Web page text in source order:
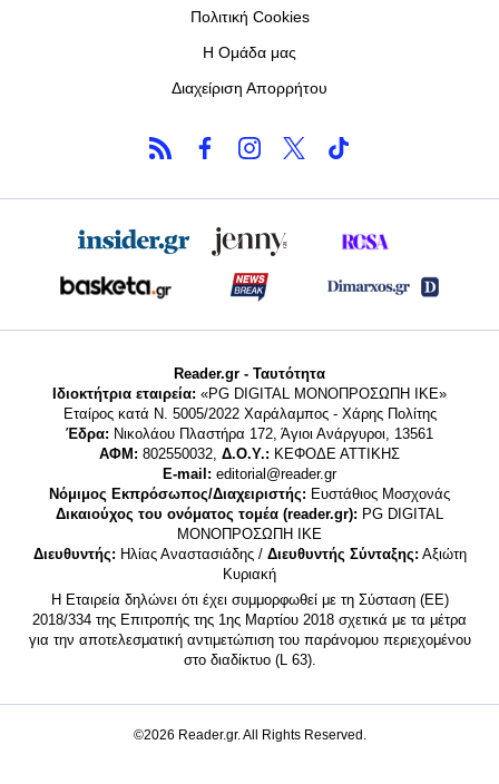
Πολιτική Cookies
Η Ομάδα μας
Διαχείριση Απορρήτου
Reader.gr - Ταυτότητα
Ιδιοκτήτρια εταιρεία: «PG DIGITAL MONΟΠΡΟΣΩΠΗ ΙΚΕ»
Εταίρος κατά Ν. 5005/2022 Χαράλαμπος - Χάρης Πολίτης
Έδρα: Νικολάου Πλαστήρα 172, Άγιοι Ανάργυροι, 13561
ΑΦΜ: 802550032, Δ.Ο.Υ.: ΚΕΦΟΔΕ ΑΤΤΙΚΗΣ
E-mail: editorial@reader.gr
Νόμιμος Εκπρόσωπος/Διαχειριστής: Ευστάθιος Μοσχονάς
Δικαιούχος του ονόματος τομέα (reader.gr): PG DIGITAL
MONΟΠΡΟΣΩΠΗ ΙΚΕ
Διευθυντής: Ηλίας Αναστασιάδης / Διευθυντής Σύνταξης: Αξιώτη
Κυριακή
Η Εταιρεία δηλώνει ότι έχει συμμορφωθεί με τη Σύσταση (ΕΕ)
2018/334 της Επιτροπής της 1ης Μαρτίου 2018 σχετικά με τα μέτρα
για την αποτελεσματική αντιμετώπιση του παράνομου περιεχομένου
στο διαδίκτυο (L 63).
©2026 Reader.gr. All Rights Reserved.